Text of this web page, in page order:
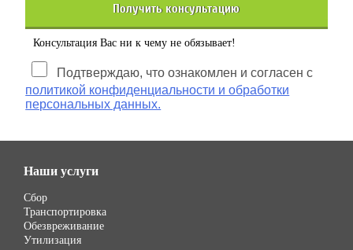
Получить консультацию
Консультация Вас ни к чему не обязывает!
Подтверждаю, что ознакомлен и согласен с
политикой конфиденциальности и обработки
персональных данных.
Наши услуги
Сбор
Транспортировка
Обезвреживание
Утилизация